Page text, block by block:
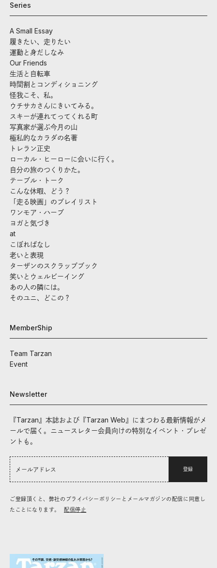
Series
A Small Essay
履きたい、走りたい
運動と身だしなみ
Our Friends
生活と自転車
時間割とコンディショニング
怪我こそ、私。
ウチサカさんにきいてみる。
スキーが連れてってくれる町
写真家が選ぶ今月の山
極私的なカラダの名著
トレラン正史
ローカル・ヒーローに会いに行く。
自分の旅のつくりかた。
テーブル・トーク
こんな休暇、どう？
「走る映画」のプレイリスト
ワンモア・ハーブ
ヨガと気づき
at
こぼればなし
老いと表現
ターザンのスクラップブック
笑いとウェルビーイング
あの人の隣には。
そのユニ、どこの？
MemberShip
Team Tarzan
Event
Newsletter
『Tarzan』本誌および『Tarzan Web』にまつわる最新情報がメ
ールで届く。ニュースレター会員向けの特別なイベント・プレゼ
ントも。
登録
ご登録頂くと、弊社のプライバシーポリシーとメールマガジンの配信に同意し
たことになります。
配信停止